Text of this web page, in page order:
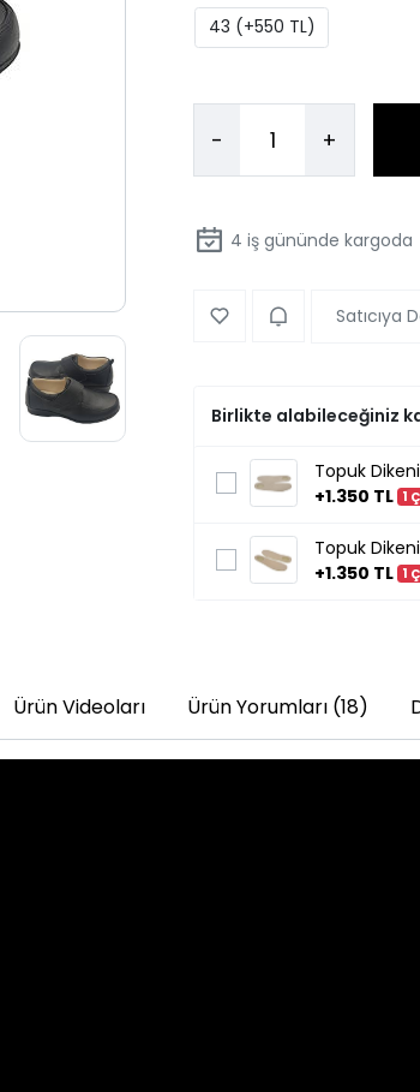
43 (+550 TL)
- +
4 iş gününde kargoda
Satıcıya
Birlikte alabileceğiniz
Topuk
+1.350 TL 1
Topuk
+1.350 TL 1
Ürün Videoları Ürün Yorumları (18)